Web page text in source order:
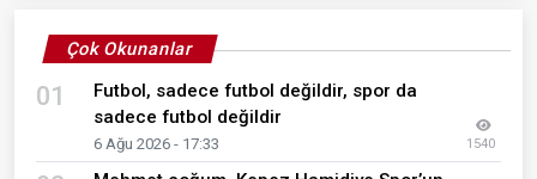
Çok Okunanlar
01
Futbol, sadece futbol değildir, spor da
sadece futbol değildir
6 Ağu 2026 - 17:33 1540